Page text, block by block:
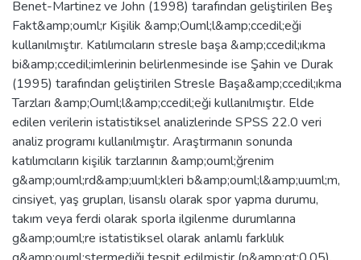
Benet-Martinez ve John (1998) tarafından geliştirilen Beş
Fakt&amp;ouml;r Kişilik &amp;Ouml;l&amp;ccedil;eği
kullanılmıştır. Katılımcıların stresle başa &amp;ccedil;ıkma
bi&amp;ccedil;imlerinin belirlenmesinde ise Şahin ve Durak
(1995) tarafından geliştirilen Stresle Başa&amp;ccedil;ıkma
Tarzları &amp;Ouml;l&amp;ccedil;eği kullanılmıştır. Elde
edilen verilerin istatistiksel analizlerinde SPSS 22.0 veri
analiz programı kullanılmıştır. Araştırmanın sonunda
katılımcıların kişilik tarzlarının &amp;ouml;ğrenim
g&amp;ouml;rd&amp;uuml;kleri b&amp;ouml;l&amp;uuml;m,
cinsiyet, yaş grupları, lisanslı olarak spor yapma durumu,
takım veya ferdi olarak sporla ilgilenme durumlarına
g&amp;ouml;re istatistiksel olarak anlamlı farklılık